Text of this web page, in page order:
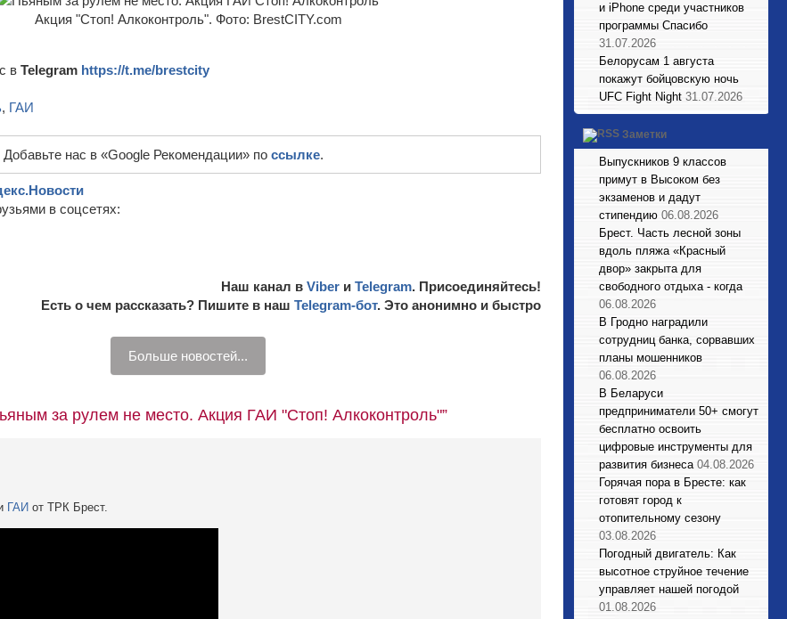
Акция "Стоп! Алкоконтроль". Фото: BrestCITY.com
в Telegram https://t.me/brestcity
, ГАИ
Добавьте нас в «Google Рекомендации» по ссылке.
в соцсетях:
Наш канал в Viber и Telegram. Присоединяйтесь!
Есть о чем рассказать? Пишите в наш Telegram-бот. Это анонимно и быстро
Больше новостей...
за рулем не место. Акция ГАИ "Стоп! Алкоконтроль"”
ГАИ от ТРК Брест.
и iPhone среди участников
программы Спасибо
31.07.2026
Белорусам 1 августа
покажут бойцовскую ночь
UFC Fight Night 31.07.2026
Заметки
Выпускников 9 классов
примут в Высоком без
экзаменов и дадут
стипендию 06.08.2026
Брест. Часть лесной зоны
вдоль пляжа «Красный
двор» закрыта для
свободного отдыха - когда
06.08.2026
В Гродно наградили
сотрудниц банка, сорвавших
планы мошенников
06.08.2026
В Беларуси
предприниматели 50+ смогут
бесплатно освоить
цифровые инструменты для
развития бизнеса 04.08.2026
Горячая пора в Бресте: как
готовят город к
отопительному сезону
03.08.2026
Погодный двигатель: Как
высотное струйное течение
управляет нашей погодой
01.08.2026